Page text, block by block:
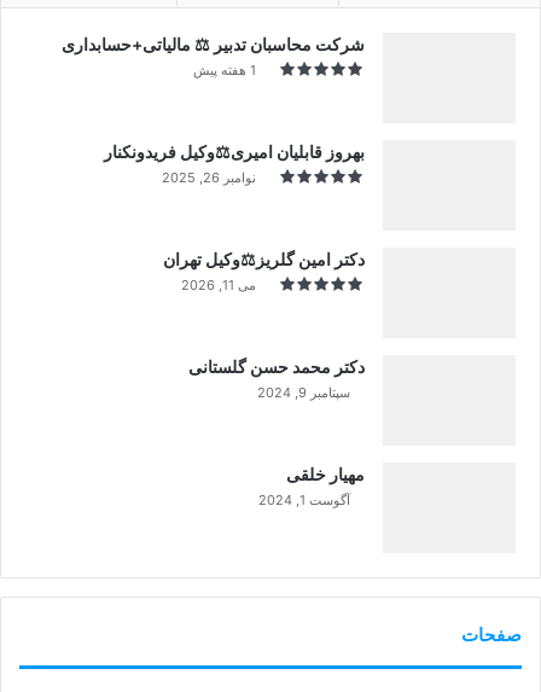
شرکت محاسبان تدبیر ⚖️ مالیاتی+حسابداری
1 هفته پیش
بهروز قابلیان امیری⚖️وکیل فریدونکنار
نوامبر 26, 2025
دکتر امین گلریز⚖️وکیل تهران
می 11, 2026
دکتر محمد حسن گلستانی
سپتامبر 9, 2024
مهیار خلقی
آگوست 1, 2024
صفحات